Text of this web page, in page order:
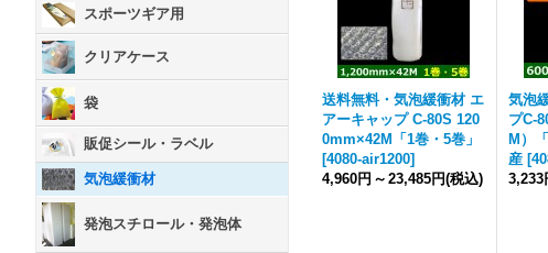
スポーツギア用
クリアケース
袋
販促シール・ラベル
気泡緩衝材
発泡スチロール・発泡体
送料無料・気泡緩衝材 エ
アーキャップ C-80S 120
0mm×42M「1巻・5巻」
[4080-air1200]
4,960円 ～ 23,485円(税込)
気泡
プC-
M）
産 [
3,233